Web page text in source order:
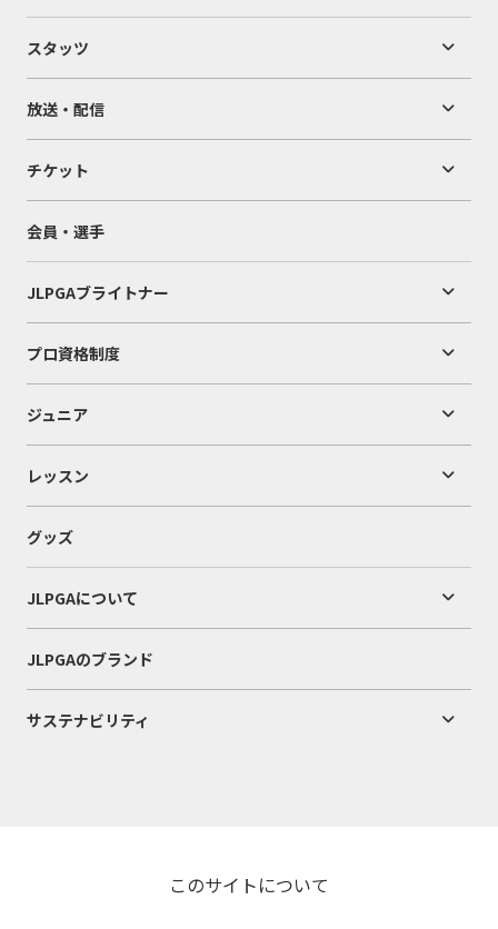
スタッツ
放送・配信
チケット
会員・選手
JLPGAブライトナー
プロ資格制度
ジュニア
レッスン
グッズ
JLPGAについて
JLPGAのブランド
サステナビリティ
このサイトについて